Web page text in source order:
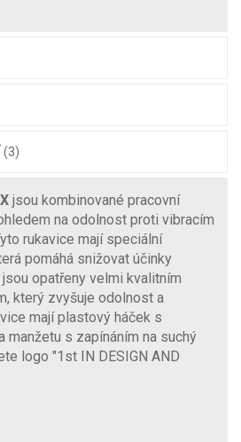
(3)
jsou kombinované pracovní
na odolnost proti vibracím
rukavice mají speciální
pomáhá snižovat účinky
opatřeny velmi kvalitním
který zvyšuje odolnost a
mají plastový háček s
manžetu s zapínáním na suchý
logo "1st IN DESIGN AND